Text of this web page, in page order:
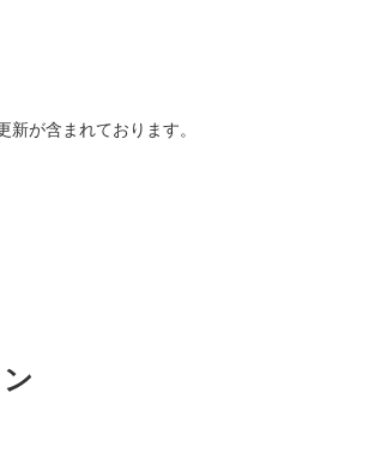
新が含まれております。